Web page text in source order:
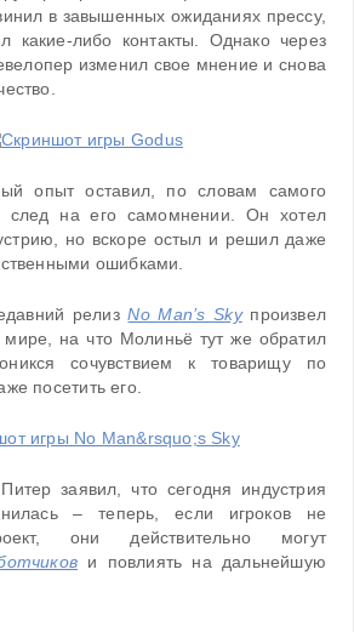
в завышенных ожиданиях прессу,
какие-либо контакты. Однако через
изменил свое мнение и снова
опыт оставил, по словам самого
след на его самомнении. Он хотел
но вскоре остыл и решил даже
ошибками.
релизNo Man’s Skyпроизвел
на что Молиньё тут же обратил
сочувствием к товарищу по
посетить его.
заявил, что сегодня индустрия
– теперь, если игроков не
они действительно могут
и повлиять на дальнейшую